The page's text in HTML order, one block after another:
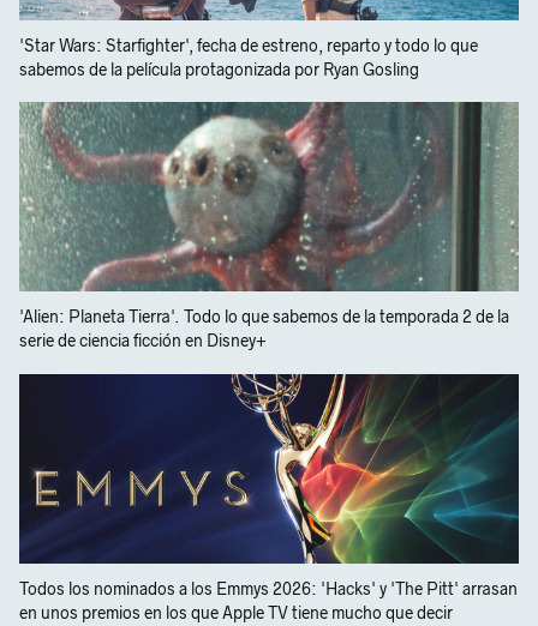
'Star Wars: Starfighter', fecha de estreno, reparto y todo lo que
sabemos de la película protagonizada por Ryan Gosling
'Alien: Planeta Tierra'. Todo lo que sabemos de la temporada 2 de la
serie de ciencia ficción en Disney+
Todos los nominados a los Emmys 2026: 'Hacks' y 'The Pitt' arrasan
en unos premios en los que Apple TV tiene mucho que decir